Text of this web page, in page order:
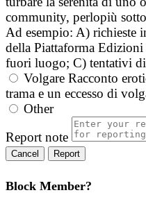
community, perlopiù
Ad esempio: A) richieste
della Piattaforma
fuori luogo; C) tentativi di
Volgare Racconto
trama e un eccesso di
Other
Report note
Report
Block Member?